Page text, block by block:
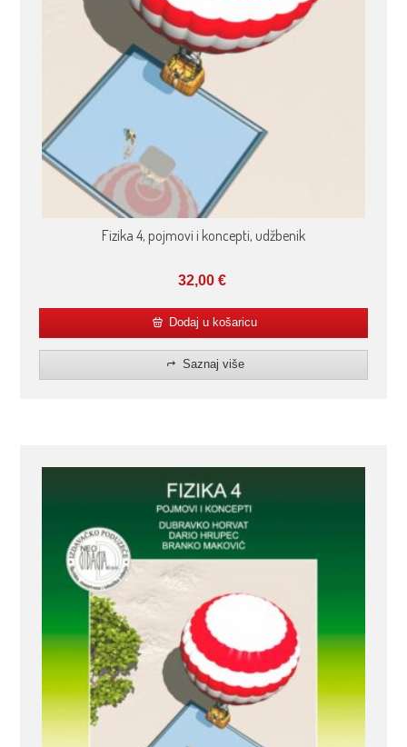
Fizika 4, pojmovi i koncepti, udžbenik
32,00 €
Dodaj u košaricu
Saznaj više